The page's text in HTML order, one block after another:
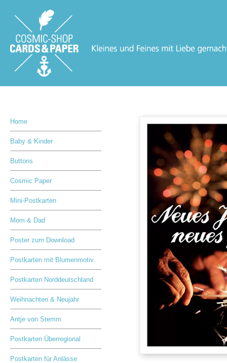
Home
Baby & Kinder
Buttons
Cosmic Paper
Mini-Postkarten
Mom & Dad
Poster zum Download
Postkarten mit Blumenmotiv
Postkarten Norddeutschland
Weihnachten & Neujahr
Antje von Stemm
Postkarten Überregional
Postkarten für Anlässe